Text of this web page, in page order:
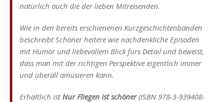
natürlich auch die der lieben Mitreisenden.
Wie in den bereits erschienenen Kurzgeschichtenbänden
beschreibt Schöner heitere wie nachdenkliche Episoden
mit Humor und liebevollem Blick fürs Detail und beweist,
dass man mit der richtigen Perspektive eigentlich immer
und überall amüsieren kann.
Erhältlich istNur Fliegen ist schöner(ISBN 978-3-939408-